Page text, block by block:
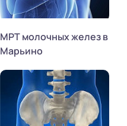
МРТ молочных желез в
Марьино